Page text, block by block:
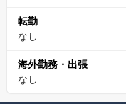
転勤
なし
海外勤務・出張
なし